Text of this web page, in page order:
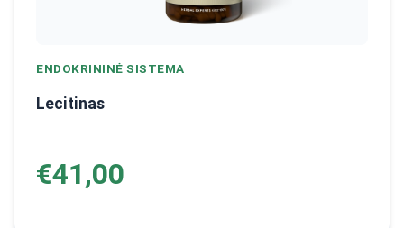
ENDOKRININĖ SISTEMA
Lecitinas
€41,00